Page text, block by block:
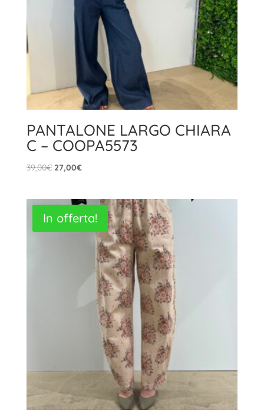
PANTALONE LARGO CHIARA
C – COOPA5573
39,00€ Il
era:
39,00€.
27,00€Il
è:
27,00€.
In offerta!